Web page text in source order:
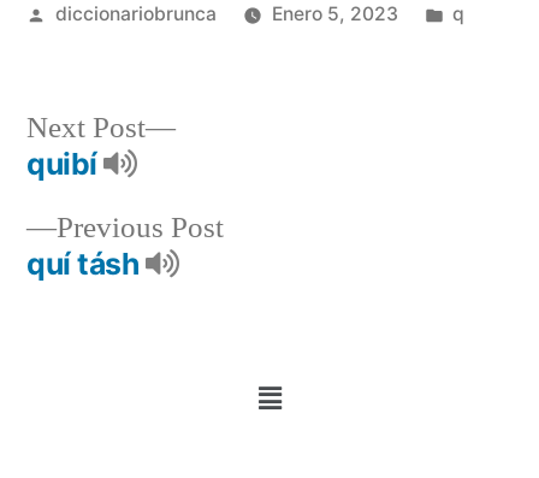
diccionariobrunca Enero 5, 2023 q
Previous Post
quí tásh
Next Post
quibí